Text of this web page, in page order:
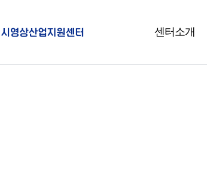
센터소개